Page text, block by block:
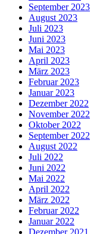
September 2023
August 2023
Juli 2023
Juni 2023
Mai 2023
April 2023
März 2023
Februar 2023
Januar 2023
Dezember 2022
November 2022
Oktober 2022
September 2022
August 2022
Juli 2022
Juni 2022
Mai 2022
April 2022
März 2022
Februar 2022
Januar 2022
Dezember 2021